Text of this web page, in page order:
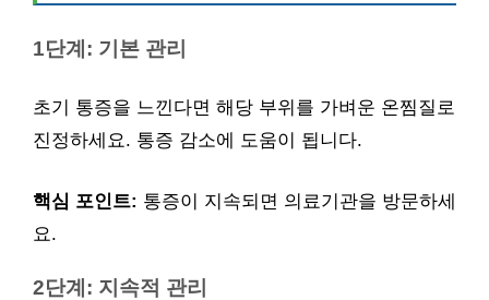
1단계: 기본 관리
초기 통증을 느낀다면 해당 부위를 가벼운 온찜질로
진정하세요. 통증 감소에 도움이 됩니다.
핵심 포인트: 통증이 지속되면 의료기관을 방문하세
요.
2단계: 지속적 관리